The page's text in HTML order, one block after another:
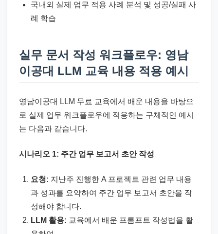
국내외 실제 업무 적용 사례 분석 및 성공/실패 사
례 학습
실무 문서 작성 워크플로우: 영남
이공대 LLM 교육 내용 적용 예시
영남이공대 LLM 무료 교육에서 배운 내용을 바탕으
로 실제 업무 워크플로우에 적용하는 구체적인 예시
는 다음과 같습니다.
시나리오 1: 주간 업무 보고서 초안 작성
요청: 지난주 진행한 A 프로젝트 관련 업무 내용
과 성과를 요약하여 주간 업무 보고서 초안을 작
성해야 합니다.
LLM 활용: 교육에서 배운 프롬프트 작성법을 활